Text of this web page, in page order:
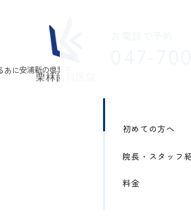
初めての方へ
院長・スタッフ
料金